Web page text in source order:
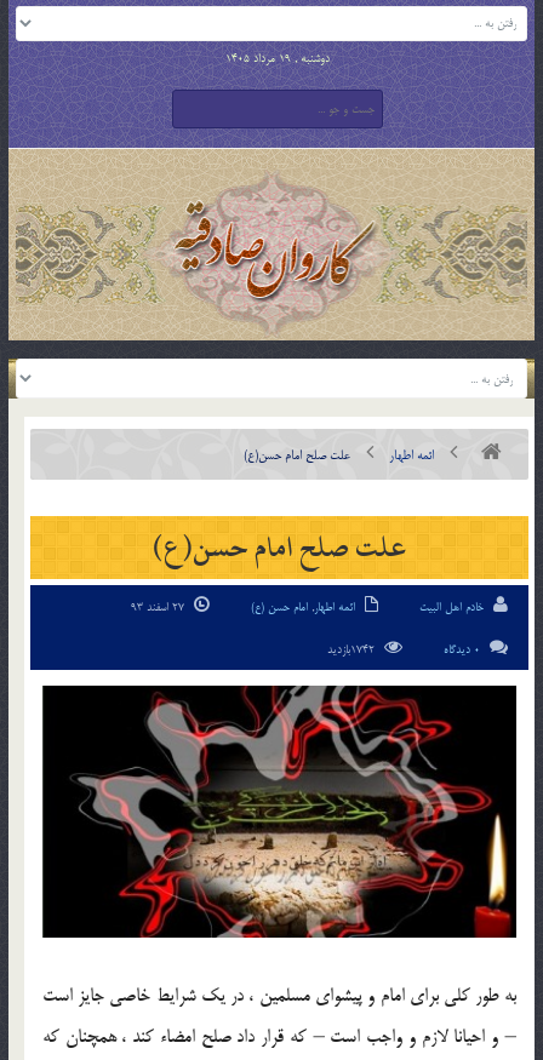
دوشنبه , 19 مرداد 1405
ائمه اطهار علت صلح امام حسن(ع)
علت صلح امام حسن(ع)
خادم اهل البیت ائمه اطهار, امام حسن (ع)
0 دیدگاه
به طور كلى براى امام و پيشواى مسلمين ، در يك شرايط خاصى جايز است
– و احيانا لازم و واجب است – كه قرار داد صلح امضاء كند ، همچنان كه